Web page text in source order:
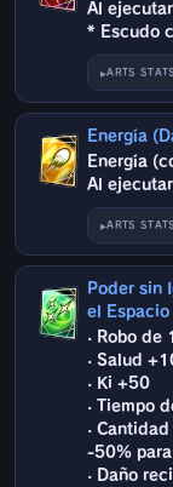
Al
* Escudo
ARTS
Energía
Energía
Al
ARTS
Poder sin
el Espacio
· Robo de
· Salud
· Ki +50
· Tiempo
·
-50%
· Daño